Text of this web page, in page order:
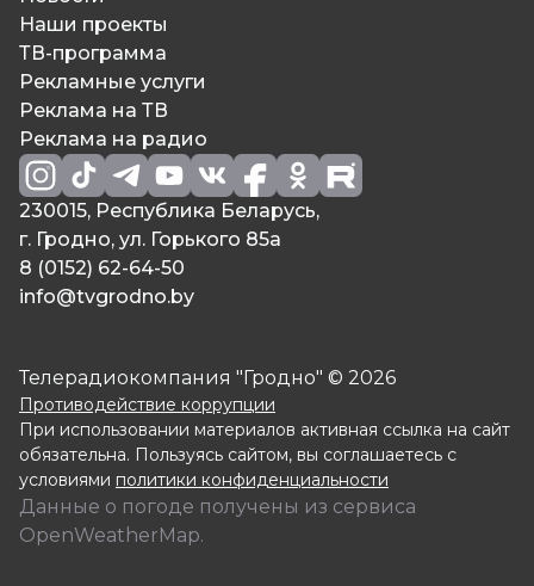
Наши проекты
ТВ-программа
Рекламные услуги
Реклама на ТВ
Реклама на радио
230015, Республика Беларусь,
г. Гродно, ул. Горького 85а
8 (0152) 62-64-50
info@tvgrodno.by
Телерадиокомпания "Гродно" © 2026
Противодействие коррупции
При использовании материалов активная ссылка на сайт
обязательна. Пользуясь сайтом, вы соглашаетесь с
условиями политики конфиденциальности
Данные о погоде получены из сервиса
OpenWeatherMap.